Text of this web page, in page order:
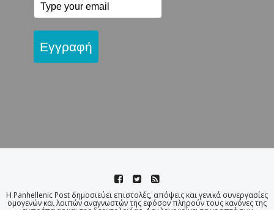
Εγγραφή
Η Panhellenic Post δημοσιεύει επιστολές, απόψεις και γενικά συνεργασίες
ομογενών και λοιπών αναγνωστών της εφόσον πληρούν τους κανόνες της